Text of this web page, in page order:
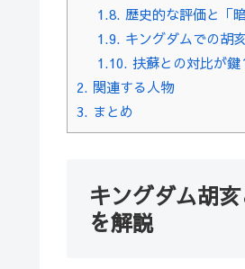
1.8. 歴史的な評価と「
1.9. キングダムでの胡
1.10. 扶蘇との対比が鍵
2. 関連する人物
3. まとめ
キングダム胡
を解説